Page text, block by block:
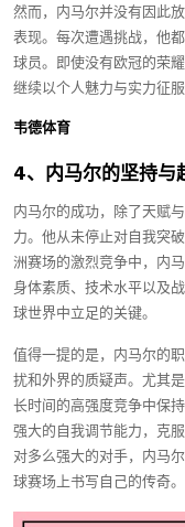
然而，内马尔并没有因此
表现。每次遭遇挑战，他
球员。即使没有欧冠的荣
继续以个人魅力与实力征服
韦德体育
4、内马尔的坚持与
内马尔的成功，除了天赋
力。他从未停止对自我突
洲赛场的激烈竞争中，内
身体素质、技术水平以及
球世界中立足的关键。
值得一提的是，内马尔的
扰和外界的质疑声。尤其
长时间的高强度竞争中保
强大的自我调节能力，克
对多么强大的对手，内马
球赛场上书写自己的传奇。